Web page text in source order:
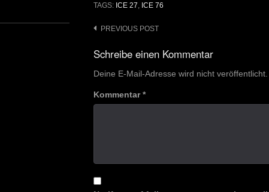
TAGS: ICE 27 ICE 76
Post
navigation
PREVIOUS POST
Schreibe einen Kommentar
Deine E-Mail-Adresse wird nicht veröffentlicht.
Kommentar*